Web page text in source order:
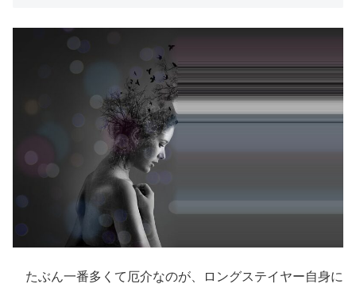
たぶん一番多くて厄介なのが、ロングステイヤー自身に